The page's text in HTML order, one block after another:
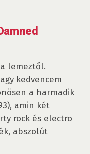
lemeztől.
kedvencem
a harmadik
amin két
rock és electro
abszolút